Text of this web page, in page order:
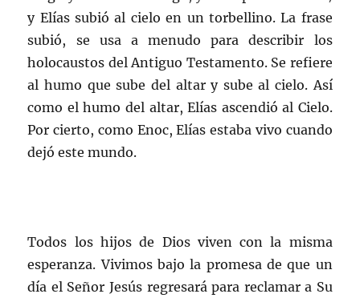
y Elías subió al cielo en un torbellino. La frase
subió, se usa a menudo para describir los
holocaustos del Antiguo Testamento. Se refiere
al humo que sube del altar y sube al cielo. Así
como el humo del altar, Elías ascendió al Cielo.
Por cierto, como Enoc, Elías estaba vivo cuando
dejó este mundo.
Todos los hijos de Dios viven con la misma
esperanza. Vivimos bajo la promesa de que un
día el Señor Jesús regresará para reclamar a Su